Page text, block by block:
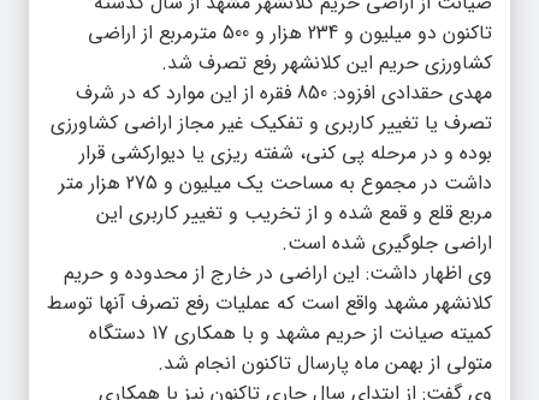
تاکنون دو میلیون و 234 هزار و 500 مترمربع از اراضی
کشاورزی حریم این کلانشهر رفع تصرف شد.
مهدی حقدادی افزود: 850 فقره از این موارد که در شرف
تصرف یا تغییر کاربری و تفکیک غیر مجاز اراضی کشاورزی
بوده و در مرحله پی کنی، شفته ریزی یا دیوارکشی قرار
داشت در مجموع به مساحت یک میلیون و 275 هزار متر
مربع قلع و قمع شده و از تخریب و تغییر کاربری این
اراضی جلوگیری شده است.
وی اظهار داشت: این اراضی در خارج از محدوده و حریم
کلانشهر مشهد واقع است که عملیات رفع تصرف آنها توسط
کمیته صیانت از حریم مشهد و با همکاری 17 دستگاه
متولی از بهمن ماه پارسال تاکنون انجام شد.
وی گفت: از ابتدای سال جاری تاکنون نیز با همکاری